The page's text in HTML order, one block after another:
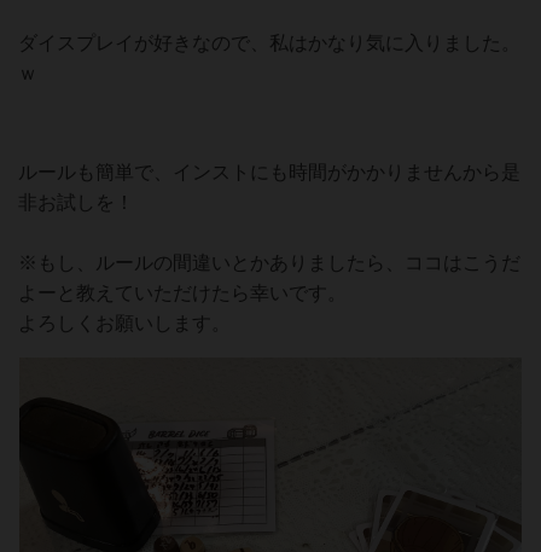
ダイスプレイが好きなので、私はかなり気に入りました。
ｗ
ルールも簡単で、インストにも時間がかかりませんから是
非お試しを！
※もし、ルールの間違いとかありましたら、ココはこうだ
よーと教えていただけたら幸いです。
よろしくお願いします。